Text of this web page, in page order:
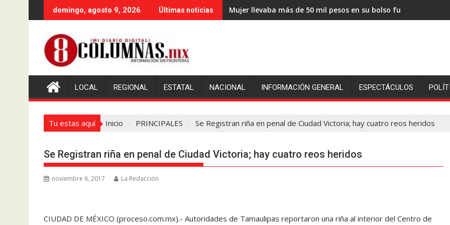
al
domingo, agosto 9, 2026 Últimas noticias Mujer llevaba más de 50 mil pesos en su bolso fue
Reportan muere agente federal que se encontraba en un
LOCAL REGIONAL ESTATAL NACIONAL INFORMACIÓN GENERAL ESPECTÁCULOS
Tu estas aquí Inicio PRINCIPALES Se Registran riña en penal de Ciudad Victoria; hay cuatro reos heridos
Se Registran riña en penal de Ciudad Victoria; hay cuatro reos heridos
noviembre 6, 2017 La Redacción
CIUDAD DE MÉXICO (proceso.com.mx).- Autoridades de Tamaulipas reportaron una riña al interior del Centro de